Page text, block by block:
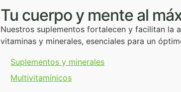
Tu cuerpo y mente al
Nuestros suplementos fortalecen y facilitan la
vitaminas y minerales, esenciales para un
Suplementos y minerales
Multivitamínicos